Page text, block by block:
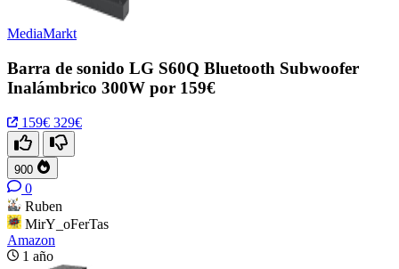
MediaMarkt
Barra de sonido LG S60Q Bluetooth Subwoofer
Inalámbrico 300W por 159€
159€ 329€
900
0
Ruben
MirY_oFerTas
Amazon
1 año